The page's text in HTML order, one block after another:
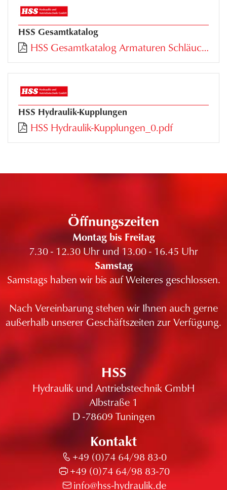
HSS Gesamtkatalog
HSS Gesamtkatalog Armaturen Schläuche Kupplungen_0.pdf
HSS Hydraulik-Kupplungen
HSS Hydraulik-Kupplungen_0.pdf
Öffnungszeiten
Montag bis Freitag
7.30 - 12.30 Uhr und 13.00 - 16.45 Uhr
Samstag
Samstags haben wir bis auf Weiteres geschlossen.
Nach Vereinbarung stehen wir Ihnen auch gerne
außerhalb unserer Geschäftszeiten zur Verfügung.
HSS
Hydraulik und Antriebstechnik GmbH
Albstraße 1
D -78609 Tuningen
Kontakt
+49 (0)74 64/98 83-0
+49 (0)74 64/98 83-70
info@hss-hydraulik.de